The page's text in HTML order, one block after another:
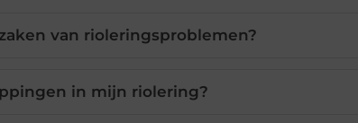
van rioleringsproblemen?
in mijn riolering?